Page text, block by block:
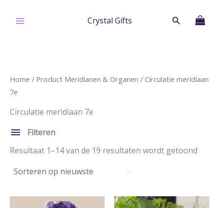
naar
Crystal Gifts Zoeken
Home / Product Meridianen & Organen / Circulatie meridiaan
7e
Circulatie meridiaan 7e
Filteren
Circulatie meridiaan 7e
Filters verwijderen
Categorie
Resultaat 1–14 van de 19 resultaten wordt getoond